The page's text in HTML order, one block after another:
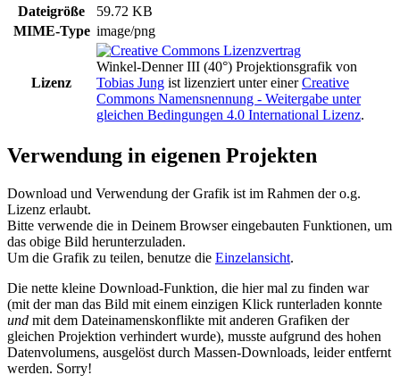
Dateigröße
59.72 KB
MIME-Type image/png
Lizenz
Winkel-Denner III (40°) Projektionsgrafik von
Tobias Jung ist lizenziert unter einerCreative
Commons Namensnennung - Weitergabe unter
gleichen Bedingungen 4.0 International Lizenz.
Verwendung in eigenen Projekten
Download und Verwendung der Grafik ist im Rahmen der o.g.
Lizenz erlaubt.
Bitte verwende die in Deinem Browser eingebauten Funktionen, um
das obige Bild herunterzuladen.
Um die Grafik zu teilen, benutze die Einzelansicht.
Die nette kleine Download-Funktion, die hier mal zu finden war
(mit der man das Bild mit einem einzigen Klick runterladen konnte
und mit dem Dateinamenskonflikte mit anderen Grafiken der
gleichen Projektion verhindert wurde), musste aufgrund des hohen
Datenvolumens, ausgelöst durch Massen-Downloads, leider entfernt
werden. Sorry!